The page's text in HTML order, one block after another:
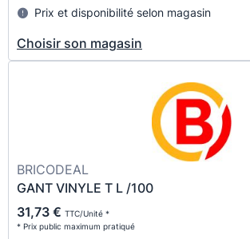
Prix et disponibilité selon magasin
Choisir son magasin
BRICODEAL
GANT VINYLE T L /100
31,73 € TTC/Unité *
* Prix public maximum pratiqué